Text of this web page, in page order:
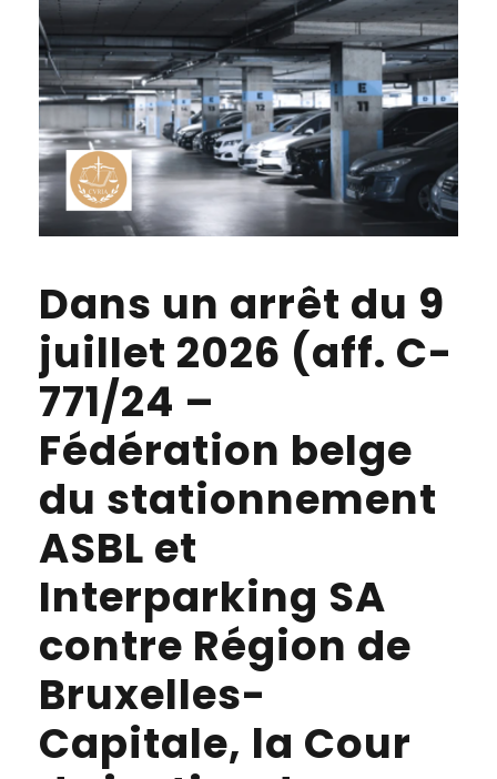
Dans un arrêt du 9
juillet 2026 (aff. C-
771/24 –
Fédération belge
du stationnement
ASBL et
Interparking SA
contre Région de
Bruxelles-
Capitale, la Cour